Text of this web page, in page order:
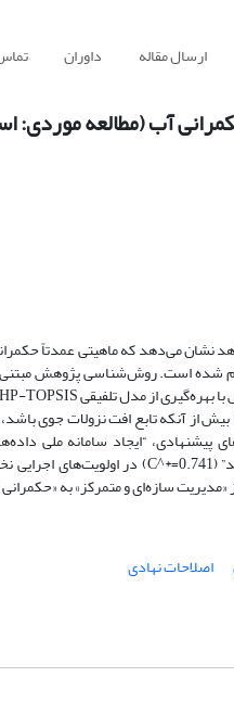
ارسال مقاله داوران
آب (مطالعه موردی:
نشان می‌دهد که ماهیتی عمدتاً
از آنکه تابع افت نزولات جوی
«مدیریت سازه‌ای و متمرکز» به
اصلاحات نهادی